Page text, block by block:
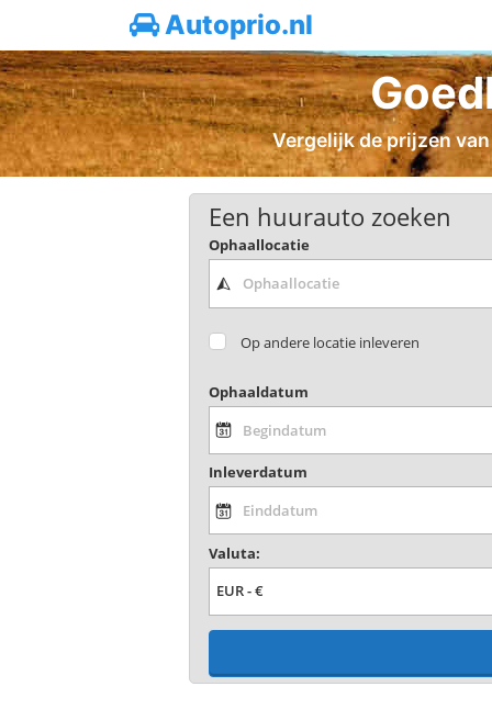
Autoprio.nl
Vergelijk de prijzen
Een huurauto zoeken
Ophaallocatie
Op andere locatie inleveren
Ophaaldatum
Inleverdatum
Valuta: